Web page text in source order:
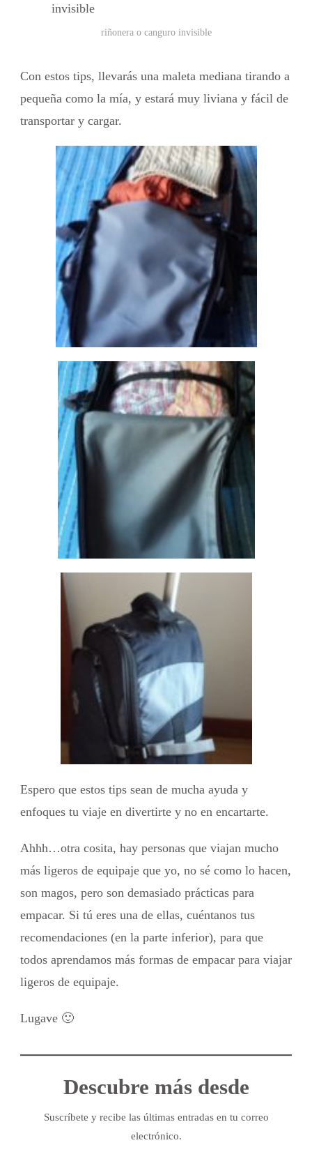
riñonera o canguro invisible
Con estos tips, llevarás una maleta mediana tirando a
pequeña como la mía, y estará muy liviana y fácil de
transportar y cargar.
Espero que estos tips sean de mucha ayuda y
enfoques tu viaje en divertirte y no en encartarte.
Ahhh…otra cosita, hay personas que viajan mucho
más ligeros de equipaje que yo, no sé como lo hacen,
son magos, pero son demasiado prácticas para
empacar. Si tú eres una de ellas, cuéntanos tus
recomendaciones (en la parte inferior), para que
todos aprendamos más formas de empacar para viajar
ligeros de equipaje.
Lugave 🙂
Descubre más desde
Suscríbete y recibe las últimas entradas en tu correo
electrónico.